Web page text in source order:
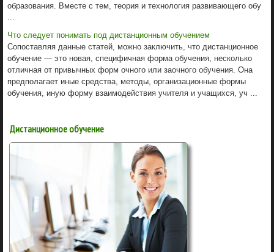
образования. Вместе с тем, теория и технология развивающего обу
Что следует по­нимать под дистанционным обучением
Сопоставляя данные статей, можно заключить, что дистанционное
обучение — это новая, специфичная форма обучения, несколько
отличная от привычных форм очного или заочного обучения. Она
предполагает иные средства, методы, организационные формы
обучения, иную форму взаимодействия учителя и учащихся, уч ...
Дистанционное обучение